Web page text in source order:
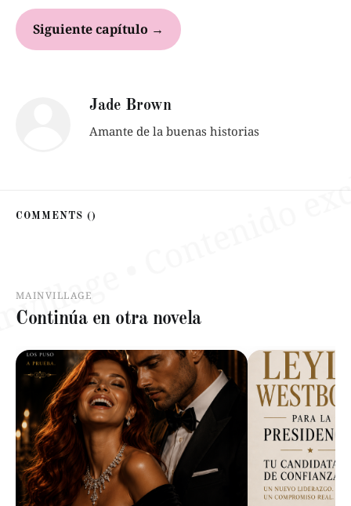
Siguiente capítulo →
Jade Brown
Amante de la buenas historias
COMMENTS ()
MAINVILLAGE
Continúa en otra novela